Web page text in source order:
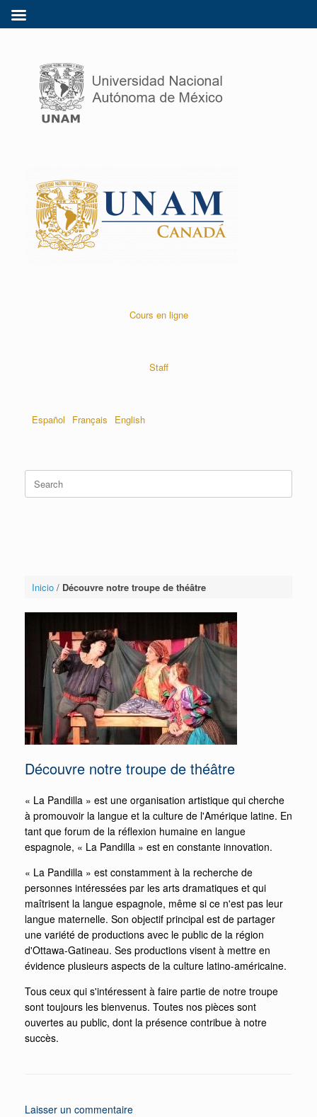
Cours en ligne
Staff
Español Français English
Inicio/ Découvre notre troupe de théâtre
Découvre notre troupe de théâtre
« La Pandilla » est une organisation artistique qui cherche
à promouvoir la langue et la culture de l'Amérique latine. En
tant que forum de la réflexion humaine en langue
espagnole, « La Pandilla » est en constante innovation.
« La Pandilla » est constamment à la recherche de
personnes intéressées par les arts dramatiques et qui
maîtrisent la langue espagnole, même si ce n'est pas leur
langue maternelle. Son objectif principal est de partager
une variété de productions avec le public de la région
d'Ottawa-Gatineau. Ses productions visent à mettre en
évidence plusieurs aspects de la culture latino-américaine.
Tous ceux qui s'intéressent à faire partie de notre troupe
sont toujours les bienvenus. Toutes nos pièces sont
ouvertes au public, dont la présence contribue à notre
succès.
Laisser un commentaire